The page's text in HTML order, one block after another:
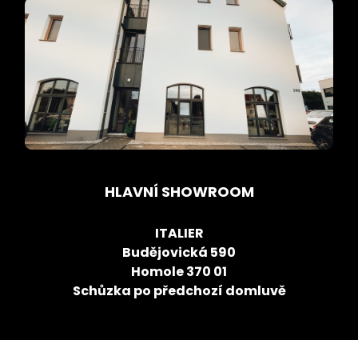
HLAVNÍ SHOWROOM
ITALIER
Budějovická 590
Homole 370 01
Schůzka po předchozí domluvě